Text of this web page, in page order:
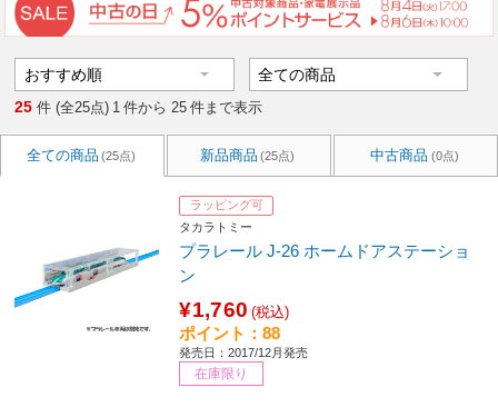
25 件 (全25点) 1 件から 25 件まで表示
全ての商品 (25点) 新品商品 (25点) 中古商品 (0点)
ラッピング可
タカラトミー
プラレール J-26 ホームドアステーショ
ン
¥1,760 (税込)
ポイント：88
発売日：2017/12月発売
在庫限り